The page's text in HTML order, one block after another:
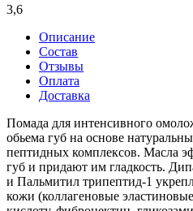
3,6
Описание
Состав
Отзывы
Оплата
Доставка
Помада для интенсивного
обьема губ на основе
пептидных комплексов. Масла
губ и придают им гладкость.
и Пальмитил трипептид-1
кожи (коллагеновые